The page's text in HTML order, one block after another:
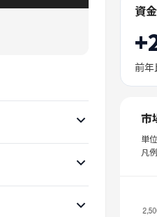
資
前
市
単
凡